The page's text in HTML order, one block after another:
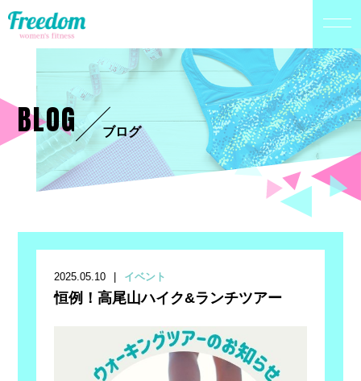
BLOG ブログ
2025.05.10 イベント
恒例！高尾山ハイク&ランチツアー